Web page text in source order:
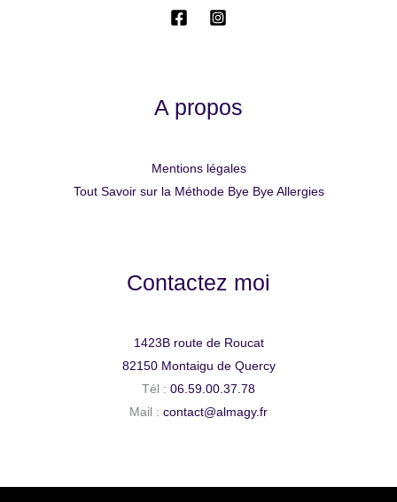
A propos
Mentions légales
Tout Savoir sur la Méthode Bye Bye Allergies
Contactez moi
1423B route de Roucat
82150 Montaigu de Quercy
Tél : 06.59.00.37.78
Mail : contact@almagy.fr